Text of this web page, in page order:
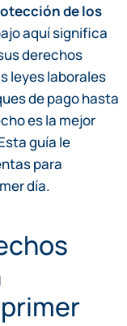
de los
aquí significa
derechos
leyes laborales
de pago hasta
es la mejor
guía le
para
día.